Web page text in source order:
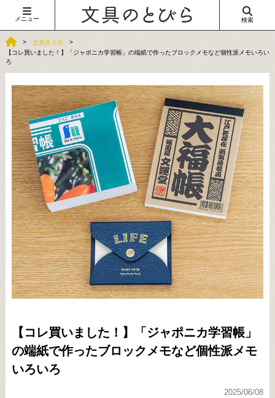
メニュー 検索
文房具ラボ
【コレ買いました！】「ジャポニカ学習帳」の端紙で作ったブロックメモなど個性派メモいろい
ろ
【コレ買いました！】「ジャポニカ学習帳」
の端紙で作ったブロックメモなど個性派メモ
いろいろ
2025/06/08